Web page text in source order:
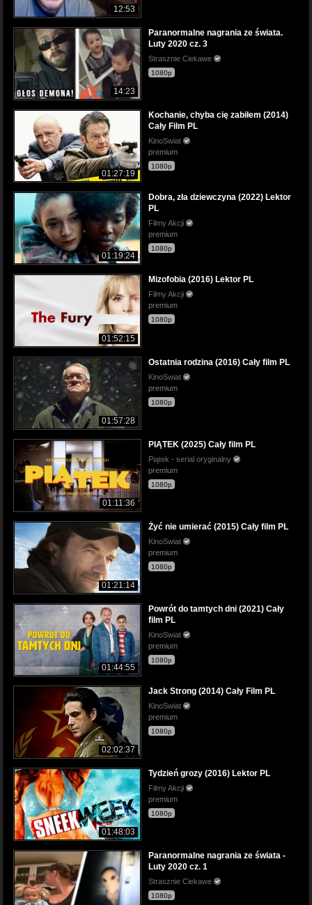
12:53
14:23
Paranormalne nagrania ze świata.
Luty 2020 cz. 3
Strasznie Ciekawe
1080p
01:27:19
Kochanie, chyba cię zabiłem (2014)
Cały Film PL
KinoSwiat
premium
1080p
01:19:24
Dobra, zła dziewczyna (2022) Lektor
PL
Filmy Akcji
premium
1080p
01:52:15
Mizofobia (2016) Lektor PL
Filmy Akcji
premium
1080p
01:57:28
Ostatnia rodzina (2016) Cały film PL
KinoSwiat
premium
1080p
01:11:36
PIĄTEK (2025) Cały film PL
Piątek - serial oryginalny
premium
1080p
01:21:14
Żyć nie umierać (2015) Cały film PL
KinoSwiat
premium
1080p
01:44:55
Powrót do tamtych dni (2021) Cały
film PL
KinoSwiat
premium
1080p
02:02:37
Jack Strong (2014) Cały Film PL
KinoSwiat
premium
1080p
01:48:03
Tydzień grozy (2016) Lektor PL
Filmy Akcji
premium
1080p
Paranormalne nagrania ze świata -
Luty 2020 cz. 1
Strasznie Ciekawe
1080p